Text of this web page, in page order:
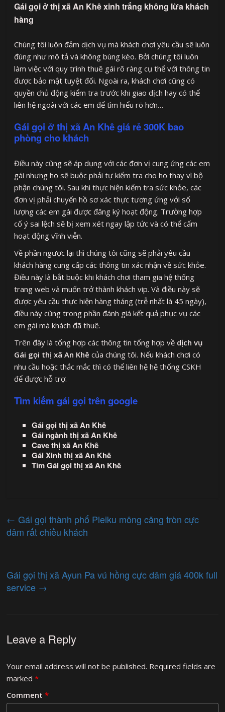
Gái gọi ở thị xã An Khê xinh trắng không lừa khách
hàng
Chúng tôi luôn đảm dịch vụ mà khách chơi yêu cầu sẽ luôn
đúng như mô tả và không bùng kèo. Bởi chúng tôi luôn
làm việc với quy trình thuê gái rõ ràng cụ thể với thông tin
được bảo mật tuyệt đối. Ngoài ra, khách chơi cũng có
quyền chủ động kiểm tra trước khi giao dịch hay có thể
liên hệ ngoài với các em để tìm hiểu rõ hơn…
Gái gọi ở thị xã An Khê giá rẻ 300K bao
phòng cho khách
Điều này cũng sẽ áp dụng với các đơn vị cung ứng các em
gái nhưng họ sẽ buộc phải tự kiểm tra cho họ thay vì bộ
phận chúng tôi. Sau khi thực hiện kiểm tra sức khỏe, các
đơn vị phải chuyển hồ sơ xác thực tương ứng với số
lượng các em gái được đăng ký hoạt động. Trường hợp
cố ý sai lệch sẽ bị xem xét ngay lập tức và có thể cấm
hoạt động vĩnh viễn.
Về phần ngược lại thì chúng tôi cũng sẽ phải yêu cầu
khách hàng cung cấp các thông tin xác nhận về sức khỏe.
Điều này là bắt buộc khi khách chơi tham gia hệ thống
trang web và muốn trở thành khách vip. Và điều này sẽ
được yêu cầu thực hiện hàng tháng (trễ nhất là 45 ngày),
điều này cũng trong phần đánh giá kết quả phục vụ các
em gái mà khách đã thuê.
Trên đây là tổng hợp các thông tin tổng hợp về dịch vụ
Gái gọi thị xã An Khê của chúng tôi. Nếu khách chơi có
nhu cầu hoặc thắc mắc thì có thể liên hệ hệ thống CSKH
để được hỗ trợ.
Tìm kiếm gái gọi trên google
Gái gọi thị xã An Khê
Gái ngành thị xã An Khê
Cave thị xã An Khê
Gái Xinh thị xã An Khê
Tìm Gái gọi thị xã An Khê
← Gái gọi thành phố Pleiku mông căng tròn cực
dâm rất chiều khách
Gái gọi thị xã Ayun Pa vú hồng cực dâm giá 400k full
service →
Leave a Reply
Your email address will not be published. Required fields are
marked*
Comment*